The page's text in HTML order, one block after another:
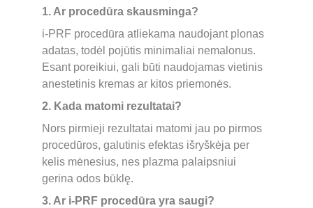
1. Ar procedūra skausminga?
i-PRF procedūra atliekama naudojant plonas
adatas, todėl pojūtis minimaliai nemalonus.
Esant poreikiui, gali būti naudojamas vietinis
anestetinis kremas ar kitos priemonės.
2. Kada matomi rezultatai?
Nors pirmieji rezultatai matomi jau po pirmos
procedūros, galutinis efektas išryškėja per
kelis mėnesius, nes plazma palaipsniui
gerina odos būklę.
3. Ar i-PRF procedūra yra saugi?